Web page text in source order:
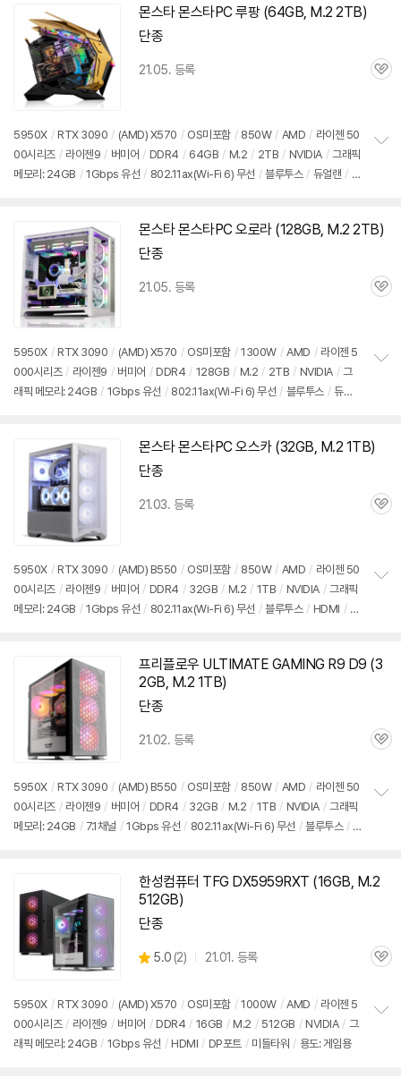
몬스타 몬스타PC 루팡 (64GB, M.2 2TB)
단종
21.05. 등록
관
5950X / RTX 3090 / (AMD) X570 / OS미포함 / 850W / AMD / 라이젠 50
00시리즈 / 라이젠9 / 버미어 / DDR4 / 64GB / M.2 / 2TB / NVIDIA / 그래픽
메모리: 24GB / 1Gbps 유선 / 802.11ax(Wi-Fi 6) 무선 / 블루투스 / 듀얼랜 / H
기
몬스타 몬스타PC 오로라 (128GB, M.2 2TB)
단종
21.05. 등록
관
5950X / RTX 3090 / (AMD) X570 / OS미포함 / 1300W / AMD / 라이젠 5
000시리즈 / 라이젠9 / 버미어 / DDR4 / 128GB / M.2 / 2TB / NVIDIA / 그
래픽 메모리: 24GB / 1Gbps 유선 / 802.11ax(Wi-Fi 6) 무선 / 블루투스 / 듀얼
몬스타 몬스타PC 오스카 (32GB, M.2 1TB)
단종
21.03. 등록
관
5950X / RTX 3090 / (AMD) B550 / OS미포함 / 850W / AMD / 라이젠 50
00시리즈 / 라이젠9 / 버미어 / DDR4 / 32GB / M.2 / 1TB / NVIDIA / 그래픽
메모리: 24GB / 1Gbps 유선 / 802.11ax(Wi-Fi 6) 무선 / 블루투스 / HDMI / D
기
프리플로우 ULTIMATE GAMING R9 D9 (3
2GB, M.2 1TB)
단종
21.02. 등록
관
5950X / RTX 3090 / (AMD) B550 / OS미포함 / 850W / AMD / 라이젠 50
00시리즈 / 라이젠9 / 버미어 / DDR4 / 32GB / M.2 / 1TB / NVIDIA / 그래픽
메모리: 24GB / 7.1채널 / 1Gbps 유선 / 802.11ax(Wi-Fi 6) 무선 / 블루투스 /
한성컴퓨터 TFG DX5959RXT (16GB, M.2
512GB)
단종
별
5.0 (상
2) 21.01. 등록
관
5950X / RTX 3090 / (AMD) X570 / OS미포함 / 1000W / AMD / 라이젠 5
000시리즈 / 라이젠9 / 버미어 / DDR4 / 16GB / M.2 / 512GB / NVIDIA / 그
래픽 메모리: 24GB / 1Gbps 유선 / HDMI / DP포트 / 미들타워 / 용도: 게임용